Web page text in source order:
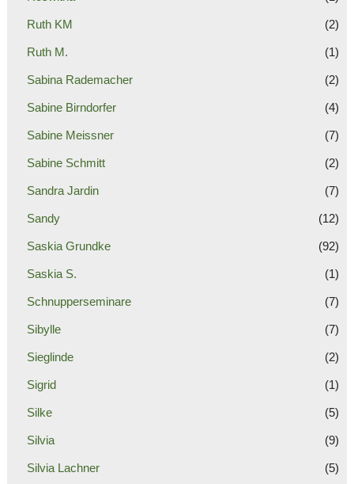
Ruth KM (2)
Ruth M. (1)
Sabina Rademacher (2)
Sabine Birndorfer (4)
Sabine Meissner (7)
Sabine Schmitt (2)
Sandra Jardin (7)
Sandy (12)
Saskia Grundke (92)
Saskia S. (1)
Schnupperseminare (7)
Sibylle (7)
Sieglinde (2)
Sigrid (1)
Silke (5)
Silvia (9)
Silvia Lachner (5)